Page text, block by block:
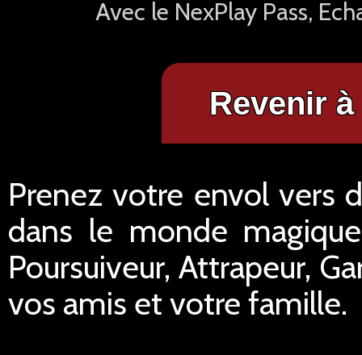
Avec le NexPlay Pass,
Revenir
Prenez votre envol vers
dans le monde
Poursuiveur, Attrapeur,
vos amis et votre famille.